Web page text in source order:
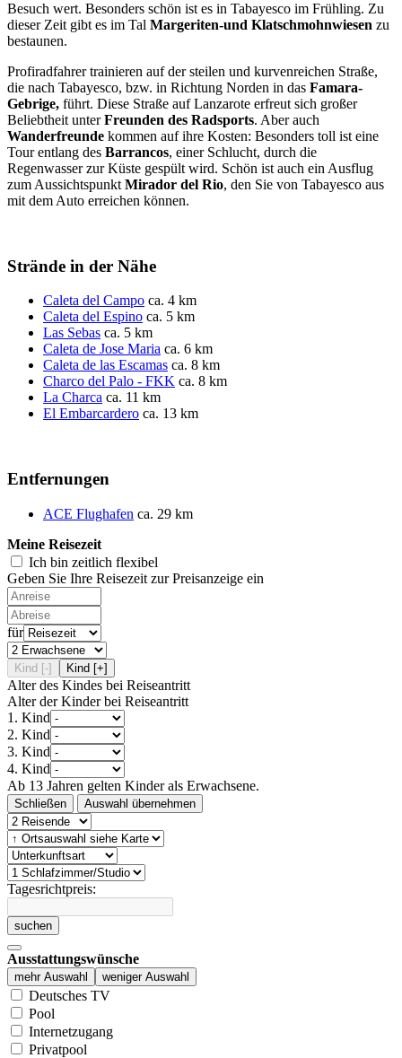
Besuch wert. Besonders schön ist es in Tabayesco im Frühling. Zu
dieser Zeit gibt es im Tal Margeriten-und Klatschmohnwiesen zu
bestaunen.
Profiradfahrer trainieren auf der steilen und kurvenreichen Straße,
die nach Tabayesco, bzw. in Richtung Norden in das Famara-
Gebrige, führt. Diese Straße auf Lanzarote erfreut sich großer
Beliebtheit unterFreunden des Radsports. Aber auch
Wanderfreunde kommen auf ihre Kosten: Besonders toll ist eine
Tour entlang des Barrancos, einer Schlucht, durch die
Regenwasser zur Küste gespült wird. Schön ist auch ein Ausflug
zum Aussichtspunkt Mirador del Rio, den Sie von Tabayesco aus
mit dem Auto erreichen können.
Strände in der Nähe
Caleta del Campo ca. 4 km
Caleta del Espino ca. 5 km
Las Sebas ca. 5 km
Caleta de Jose Maria ca. 6 km
Caleta de las Escamas ca. 8 km
Charco del Palo - FKK ca. 8 km
La Charca ca. 11 km
El Embarcardero ca. 13 km
Entfernungen
ACE Flughafen ca. 29 km
Meine Reisezeit
Ich bin zeitlich flexibel
Geben Sie Ihre Reisezeit zur Preisanzeige ein
für
Kind [-] Kind [+]
Alter des Kindes bei Reiseantritt
Alter der Kinder bei Reiseantritt
1. Kind
2. Kind
3. Kind
4. Kind
Ab 13 Jahren gelten Kinder als Erwachsene.
Schließen Auswahl übernehmen
Tagesrichtpreis:
suchen
Ausstattungswünsche
mehr Auswahl weniger Auswahl
Deutsches TV
Pool
Internetzugang
Privatpool